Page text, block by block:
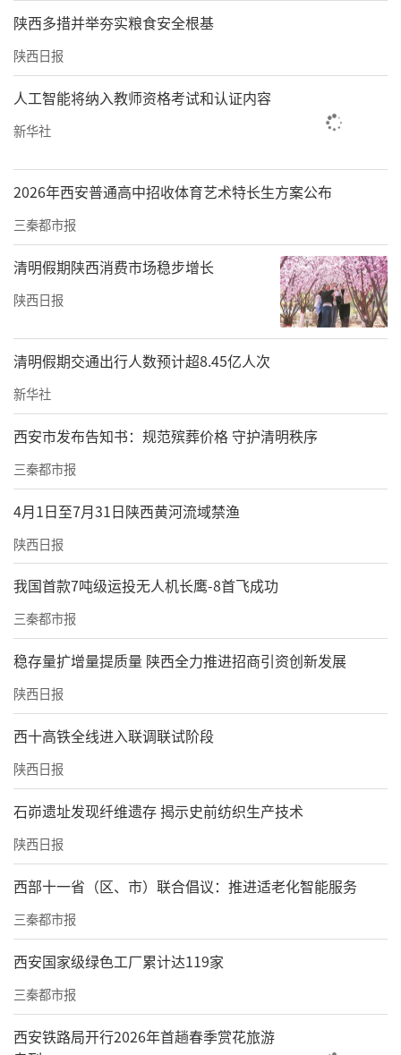
药的时候，有医学名和通用名。”该医生
说，“针尖是黄色的，再加上射频的原理，所
以叫黄金微针。要是叫高频电灼仪，把你吓得
都不做了。”
■壹加壹：逆时光黄金微针是“械二仪
器”，“注射类械二不许破皮，仪器没问题”
在西安壹加壹医疗美容医院内，对于“逆时光
黄金微针”，面诊人员称其为“械二仪器”。
面诊人员说：“思嘉丽是械三的仪器，它的针
头是市面上你能了解的黄金微针中最细的，相
比下来它的疼痛度最小，恢复期最快，但是价
格也稍高一些。”记者问械三是什么意思，其
回答，“械三是国家最高安全标准产品，注射
类产品械二是不允许破皮操作与注射，只能涂
抹，仪器没有问题。”记者问是否韩国的思嘉
丽是械三，逆时针是械二？面诊师表示肯定，
随即补充：“但是你可以放心使用，这是国家
允许的，最高安全标准和符合安全标准都是可
以正常操作的。”
■亚太：黄金微针热刺激高达60℃，热刺激才
有修复效果
西安亚太医疗美容医院咨询助理称：“黄金微
针是通过电能转换成热能，必须要热刺激达到4
5～60℃，对皮肤产生刺激，才会有修复的这种
效果。如果温度太低，像很多的家用射频仪能
量不够，做完后没什么效果。”
记者暗访·超声类项目
>>7家医院均有超声类项目价格从千元到万元不
除了黄金微针，华商报大风新闻记者还调查了
超声类项目。
西安叶子医疗美容医院用泰克斯黄金炮、MFUp
ro美拉美超声刀；
陕西多措并举夯实粮食安全根基
陕西日报
人工智能将纳入教师资格考试和认证内容
新华社
2026年西安普通高中招收体育艺术特长生方案公布
三秦都市报
清明假期陕西消费市场稳步增长
陕西日报
清明假期交通出行人数预计超8.45亿人次
新华社
西安市发布告知书：规范殡葬价格 守护清明秩序
三秦都市报
4月1日至7月31日陕西黄河流域禁渔
陕西日报
我国首款7吨级运投无人机长鹰-8首飞成功
三秦都市报
稳存量扩增量提质量 陕西全力推进招商引资创新发展
陕西日报
西十高铁全线进入联调联试阶段
陕西日报
石峁遗址发现纤维遗存 揭示史前纺织生产技术
陕西日报
西部十一省（区、市）联合倡议：推进适老化智能服务
三秦都市报
西安国家级绿色工厂累计达119家
三秦都市报
西安铁路局开行2026年首趟春季赏花旅游